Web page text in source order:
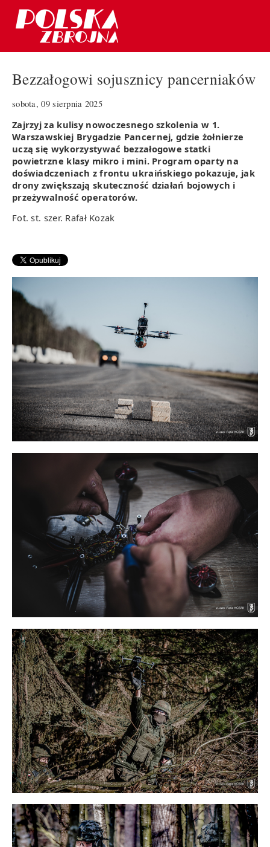
Bezzałogowi sojusznicy pancerniaków
sobota, 09 sierpnia 2025
Zajrzyj za kulisy nowoczesnego szkolenia w 1.
Warszawskiej Brygadzie Pancernej, gdzie żołnierze
uczą się wykorzystywać bezzałogowe statki
powietrzne klasy mikro i mini. Program oparty na
doświadczeniach z frontu ukraińskiego pokazuje, jak
drony zwiększają skuteczność działań bojowych i
przeżywalność operatorów.
Fot. st. szer. Rafał Kozak